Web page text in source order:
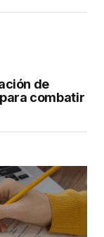
de
combatir